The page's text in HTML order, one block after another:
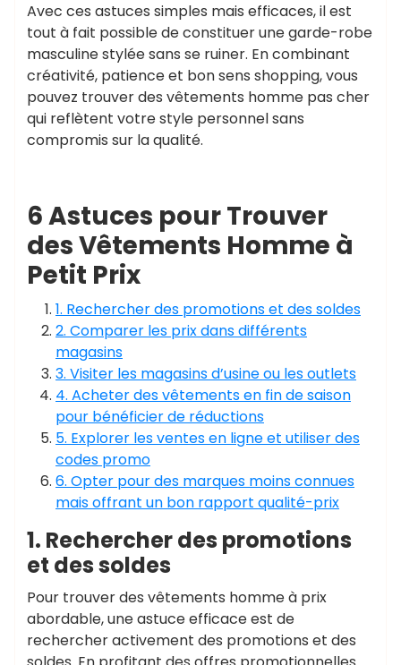
Avec ces astuces simples mais efficaces, il est
tout à fait possible de constituer une garde-robe
masculine stylée sans se ruiner. En combinant
créativité, patience et bon sens shopping, vous
pouvez trouver des vêtements homme pas cher
qui reflètent votre style personnel sans
compromis sur la qualité.
6 Astuces pour Trouver
des Vêtements Homme à
Petit Prix
1. Rechercher des promotions et des soldes
2. Comparer les prix dans différents
magasins
3. Visiter les magasins d’usine ou les outlets
4. Acheter des vêtements en fin de saison
pour bénéficier de réductions
5. Explorer les ventes en ligne et utiliser des
codes promo
6. Opter pour des marques moins connues
mais offrant un bon rapport qualité-prix
1. Rechercher des promotions
et des soldes
Pour trouver des vêtements homme à prix
abordable, une astuce efficace est de
rechercher activement des promotions et des